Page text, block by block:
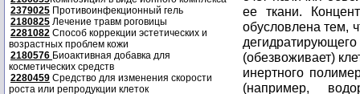
2379025 Противоинфекционный гель
2180825 Лечение травм роговицы
2281082 Способ коррекции эстетических и
возрастных проблем кожи
2180576 Биоактивная добавка для
косметических средств
2280459 Средство для изменения скорости
роста или репродукции клеток
ее ткани.
обусловлена тем,
(обезвоживает)
инертного
(например,